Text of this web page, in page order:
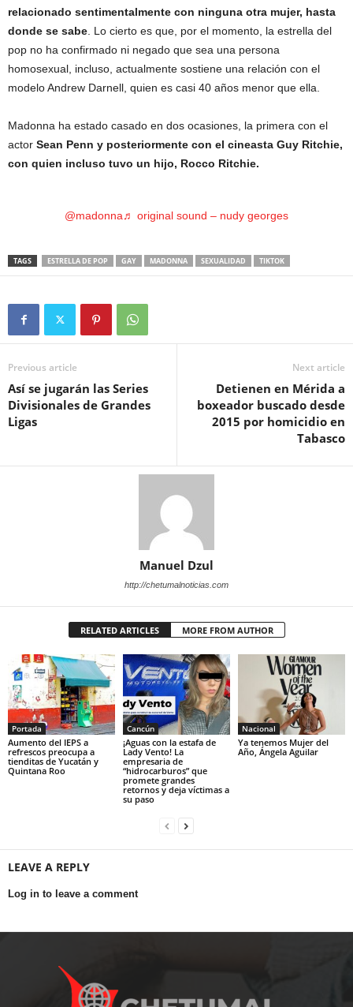
relacionado sentimentalmente con ninguna otra mujer, hasta
donde se sabe . Lo cierto es que, por el momento, la estrella del
pop no ha confirmado ni negado que sea una persona
homosexual, incluso, actualmente sostiene una relación con el
modelo Andrew Darnell, quien es casi 40 años menor que ella.
Madonna ha estado casado en dos ocasiones, la primera con el
actor Sean Penn y posteriormente con el cineasta Guy Ritchie,
con quien incluso tuvo un hijo, Rocco Ritchie.
@madonna♬ original sound – nudy georges
TAGS ESTRELLA DE POP GAY MADONNA SEXUALIDAD TIKTOK
Previous article
Así se jugarán las Series
Divisionales de Grandes
Ligas
Next article
Detienen en Mérida a
boxeador buscado desde
2015 por homicidio en
Tabasco
Manuel Dzul
http://chetumalnoticias.com
RELATED ARTICLES MORE FROM AUTHOR
Portada
Aumento del IEPS a
refrescos preocupa a
tienditas de Yucatán y
Quintana Roo
Cancún
¡Aguas con la estafa de
Lady Vento! La
empresaria de
“hidrocarburos” que
promete grandes
retornos y deja víctimas a
su paso
Nacional
Ya tenemos Mujer del
Año, Ángela Aguilar
LEAVE A REPLY
Log in to leave a comment